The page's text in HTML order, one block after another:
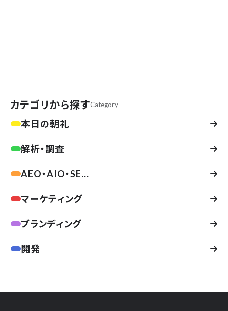
カテゴリから探すCategory
本日の朝礼
解析・調査
AEO・AIO・SE...
マーケティング
ブランディング
開発